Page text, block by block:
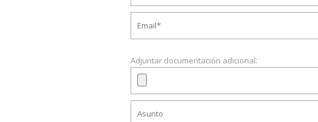
Adjuntar documentación adicional: